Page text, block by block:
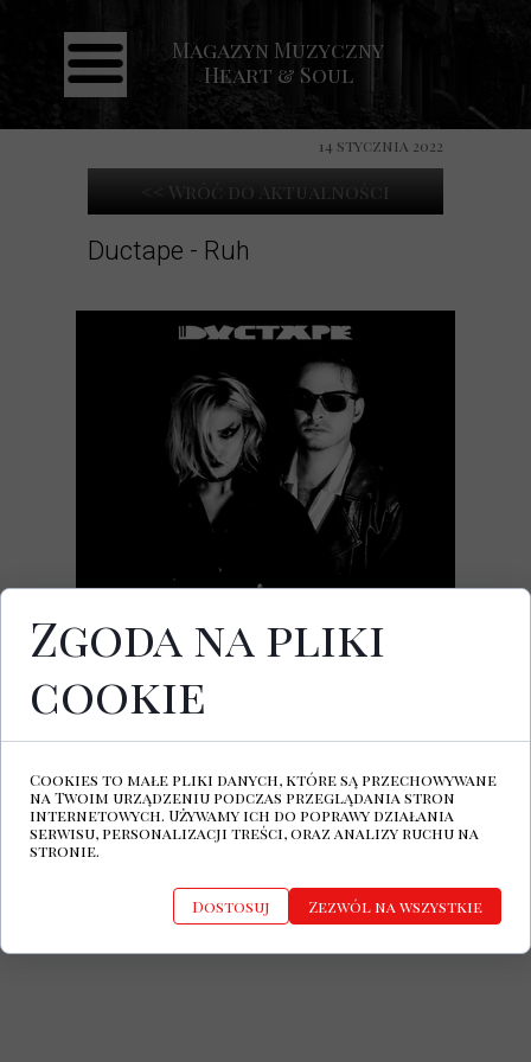
Strona główna
Aktualności
Koncerty
Galeria
Magazyn Muzyczny
Heart & Soul
Ductape - Ruh
<< Wróć do Aktualności
14 stycznia 2022
14 stycznia ukazała się płyta
studyjny album tureckiego duetu
DUCTAPE.
https://www.facebook.com/ductapeoffi
cial
http://ductape.info/
Zgoda na pliki
cookie
Cookies to małe pliki danych, które są przechowywane
na Twoim urządzeniu podczas przeglądania stron
internetowych. Używamy ich do poprawy działania
serwisu, personalizacji treści, oraz analizy ruchu na
stronie.
Dostosuj Zezwól na wszystkie